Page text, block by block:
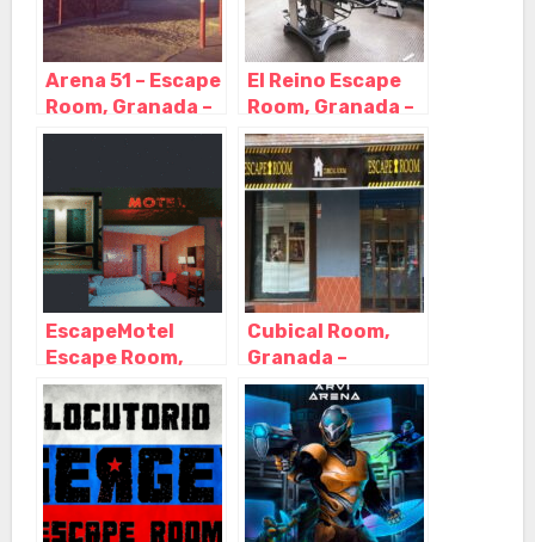
Arena 51 – Escape
Room, Granada –
Granada
El Reino Escape
Room, Granada –
Granada
EscapeMotel
Escape Room,
Granada –
Granada
Cubical Room,
Granada –
Granada